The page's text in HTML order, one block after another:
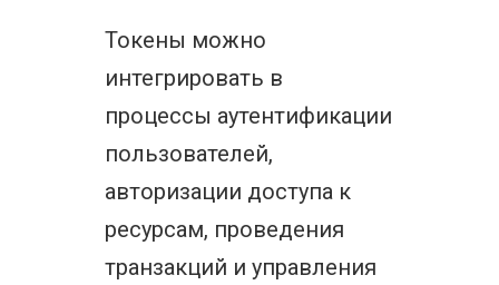
Токены можно
интегрировать в
процессы аутентификации
пользователей,
авторизации доступа к
ресурсам, проведения
транзакций и управления